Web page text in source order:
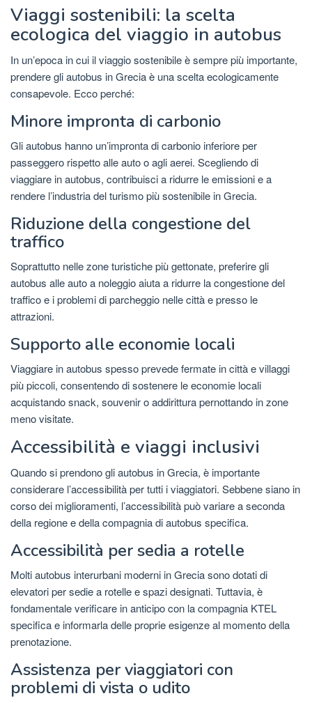
Viaggi sostenibili: la scelta
ecologica del viaggio in autobus
In un’epoca in cui il viaggio sostenibile è sempre più importante,
prendere gli autobus in Grecia è una scelta ecologicamente
consapevole. Ecco perché:
Minore impronta di carbonio
Gli autobus hanno un’impronta di carbonio inferiore per
passeggero rispetto alle auto o agli aerei. Scegliendo di
viaggiare in autobus, contribuisci a ridurre le emissioni e a
rendere l’industria del turismo più sostenibile in Grecia.
Riduzione della congestione del
traffico
Soprattutto nelle zone turistiche più gettonate, preferire gli
autobus alle auto a noleggio aiuta a ridurre la congestione del
traffico e i problemi di parcheggio nelle città e presso le
attrazioni.
Supporto alle economie locali
Viaggiare in autobus spesso prevede fermate in città e villaggi
più piccoli, consentendo di sostenere le economie locali
acquistando snack, souvenir o addirittura pernottando in zone
meno visitate.
Accessibilità e viaggi inclusivi
Quando si prendono gli autobus in Grecia, è importante
considerare l’accessibilità per tutti i viaggiatori. Sebbene siano in
corso dei miglioramenti, l’accessibilità può variare a seconda
della regione e della compagnia di autobus specifica.
Accessibilità per sedia a rotelle
Molti autobus interurbani moderni in Grecia sono dotati di
elevatori per sedie a rotelle e spazi designati. Tuttavia, è
fondamentale verificare in anticipo con la compagnia KTEL
specifica e informarla delle proprie esigenze al momento della
prenotazione.
Assistenza per viaggiatori con
problemi di vista o udito